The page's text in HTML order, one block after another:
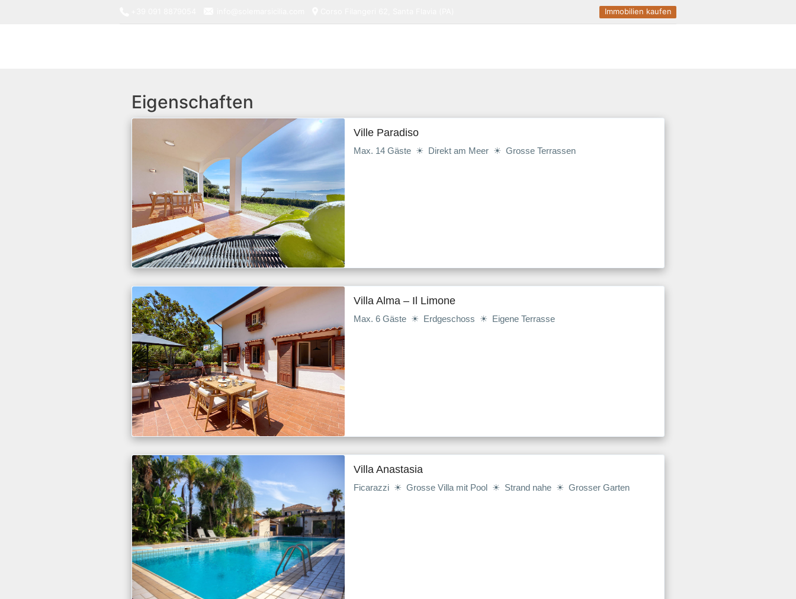
Immobilien kaufen
Eigenschaften
Ville Paradiso
Max. 14 Gäste ☀ Direkt am Meer ☀ Grosse Terrassen
Villa Alma – Il Limone
Max. 6 Gäste ☀ Erdgeschoss ☀ Eigene Terrasse
Villa Anastasia
Ficarazzi ☀ Grosse Villa mit Pool ☀ Strand nahe ☀ Grosser Garten